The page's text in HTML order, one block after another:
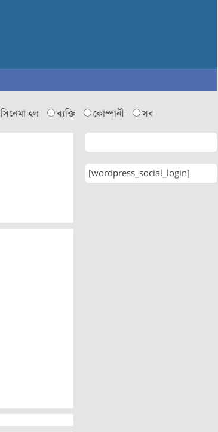
সিনেমা হল ব্যক্তি কোম্পানী সব
[wordpress_social_login]